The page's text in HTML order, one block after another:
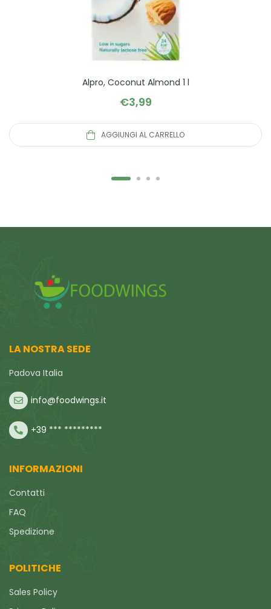
Alpro, Coconut Almond 1 l
€3,99
AGGIUNGI AL CARRELLO
LA NOSTRA SEDE
Padova Italia
info@foodwings.it
+39 *** *********
INFORMAZIONI
Contatti
FAQ
Spedizione
POLITICHE
Sales Policy